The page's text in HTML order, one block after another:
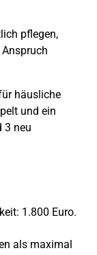
pflegen,
Anspruch
häusliche
und ein
3 neu
1.800 Euro.
als maximal